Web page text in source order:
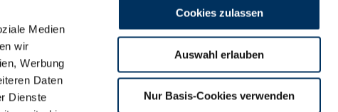
Medien
wir
Werbung
Daten
Dienste
Cookies zulassen
Auswahl erlauben
Nur Basis-Cookies verwenden